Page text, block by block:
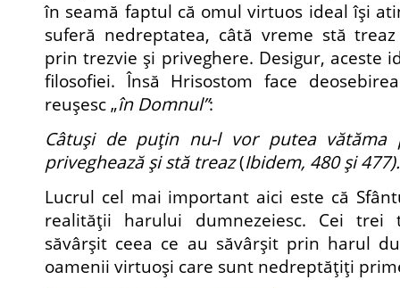
în seamă faptul că omul virtuos ideal îşi
suferă nedreptatea, câtă vreme stă
prin trezvie şi priveghere. Desigur, aceste
filosofiei. Însă Hrisostom face
reuşesc „în Domnul”:
Câtuşi de puţin nu-l vor putea
priveghează şi stă treaz(Ibidem, 480 şi 477).
Lucrul cel mai important aici este că
realităţii harului dumnezeiesc. Cei trei
săvârşit ceea ce au săvârşit prin harul
oamenii virtuoşi care sunt nedreptăţiţi